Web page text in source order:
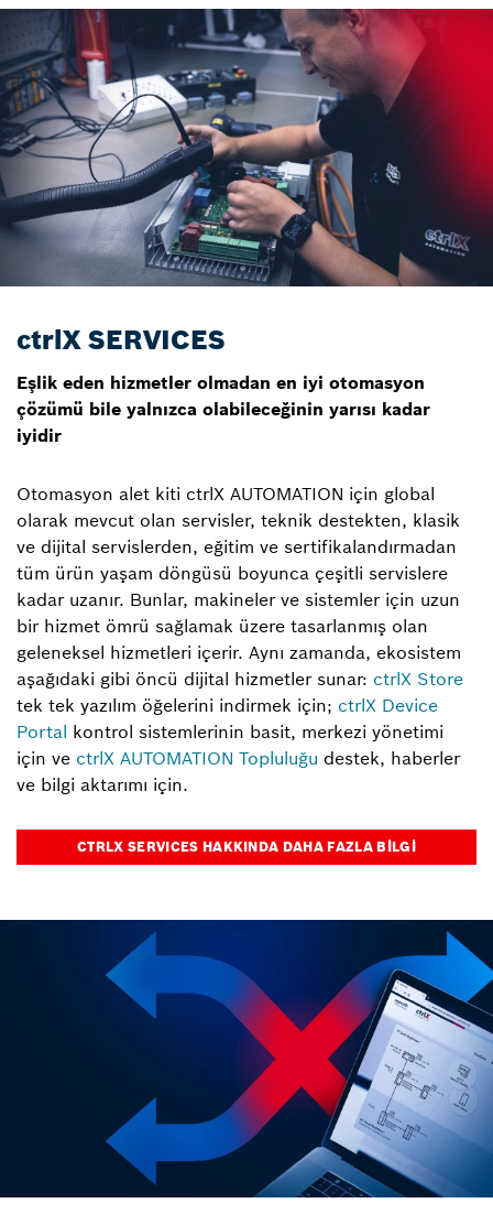
ctrlX SERVICES
Eşlik eden hizmetler olmadan en iyi otomasyon
çözümü bile yalnızca olabileceğinin yarısı kadar
iyidir
Otomasyon alet kiti ctrlX AUTOMATION için global
olarak mevcut olan servisler, teknik destekten, klasik
ve dijital servislerden, eğitim ve sertifikalandırmadan
tüm ürün yaşam döngüsü boyunca çeşitli servislere
kadar uzanır. Bunlar, makineler ve sistemler için uzun
bir hizmet ömrü sağlamak üzere tasarlanmış olan
geleneksel hizmetleri içerir. Aynı zamanda, ekosistem
aşağıdaki gibi öncü dijital hizmetler sunar: ctrlX Store
tek tek yazılım öğelerini indirmek için; ctrlX Device
Portal kontrol sistemlerinin basit, merkezi yönetimi
için ve ctrlX AUTOMATION Topluluğu destek, haberler
ve bilgi aktarımı için.
CTRLX SERVICES HAKKINDA DAHA FAZLA BILGI